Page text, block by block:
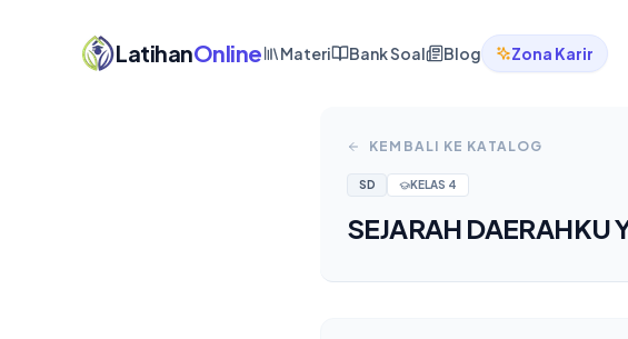
LatihanOnline Materi Bank Soal Blog Zona Karir
KEMBALI KE KATALOG
SD KELAS 4
SEJARAH DAERAHKU